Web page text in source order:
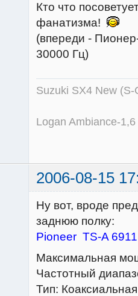
Кто что
фанатизма!
(впереди -
30000 Гц)
Suzuki SX4 New (S-
Logan Ambiance-
2006-08-15
Ну вот, вроде
заднюю полку:
Pioneer TS-A 6911
Максимальная
Частотный
Тип: Коаксиальная